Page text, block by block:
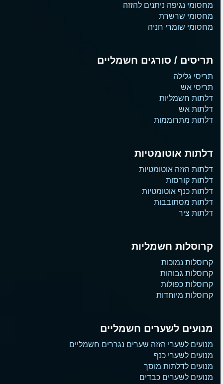
מחסומי נגיפה ניתנים להזזה
מחסומי שרשרת
מחסומי שומרי חניה
תריסים / סורגים חשמליים
תריסי גלילה
תריסי אש
דלתות חשמליות
דלתות אש
דלתות מתרוממות
דלתות אוטומטיות
דלתות הזזה אוטומטיות
דלתות קורסות
דלתות כנף אוטומטיות
דלתות מסתובבות
דלתות ציר
קרוסלות חשמליות
קרוסלות נמוכות
קרוסלות גבוהות
קרוסלות כפולות
קרוסלות מיוחדות
מנועים לשערים חשמליים
מנועים לשערי הזזה שערים נגררים חשמליים
מנועים לשערי כנף
מנועים לדלתות מוסך
מנועים לשערים כבדים